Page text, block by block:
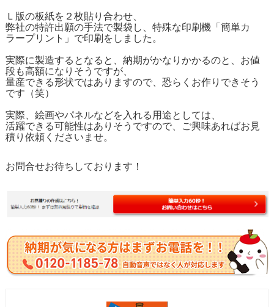
Ｌ版の板紙を２枚貼り合わせ、
弊社の特許出願の手法で製袋し、特殊な印刷機「簡単カ
ラープリント」で印刷をしました。
実際に製造するとなると、納期がかなりかかるのと、お値
段も高額になりそうですが、
量産できる形状ではありますので、恐らくお作りできそう
です（笑）
実際、絵画やパネルなどを入れる用途としては、
活躍できる可能性はありそうですので、ご興味あればお見
積り依頼くださいませ。
お問合せお待ちしております！